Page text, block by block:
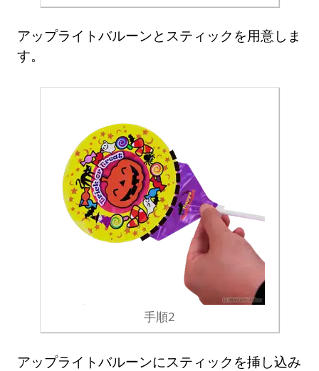
アップライトバルーンとスティックを用意しま
す。
手順2
アップライトバルーンにスティックを挿し込み